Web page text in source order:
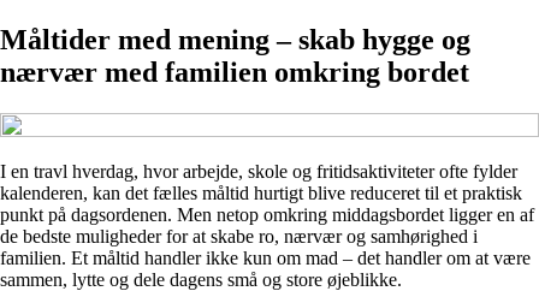
Måltider med mening – skab hygge og
nærvær med familien omkring bordet
I en travl hverdag, hvor arbejde, skole og fritidsaktiviteter ofte fylder
kalenderen, kan det fælles måltid hurtigt blive reduceret til et praktisk
punkt på dagsordenen. Men netop omkring middagsbordet ligger en af
de bedste muligheder for at skabe ro, nærvær og samhørighed i
familien. Et måltid handler ikke kun om mad – det handler om at være
sammen, lytte og dele dagens små og store øjeblikke.